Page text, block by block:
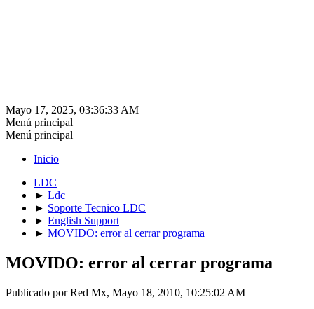
Mayo 17, 2025, 03:36:33 AM
Menú principal
Menú principal
Inicio
LDC
► Ldc
► Soporte Tecnico LDC
► English Support
► MOVIDO: error al cerrar programa
MOVIDO: error al cerrar programa
Publicado por Red Mx, Mayo 18, 2010, 10:25:02 AM